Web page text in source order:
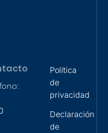
Política
de
privacidad
Declaración
de